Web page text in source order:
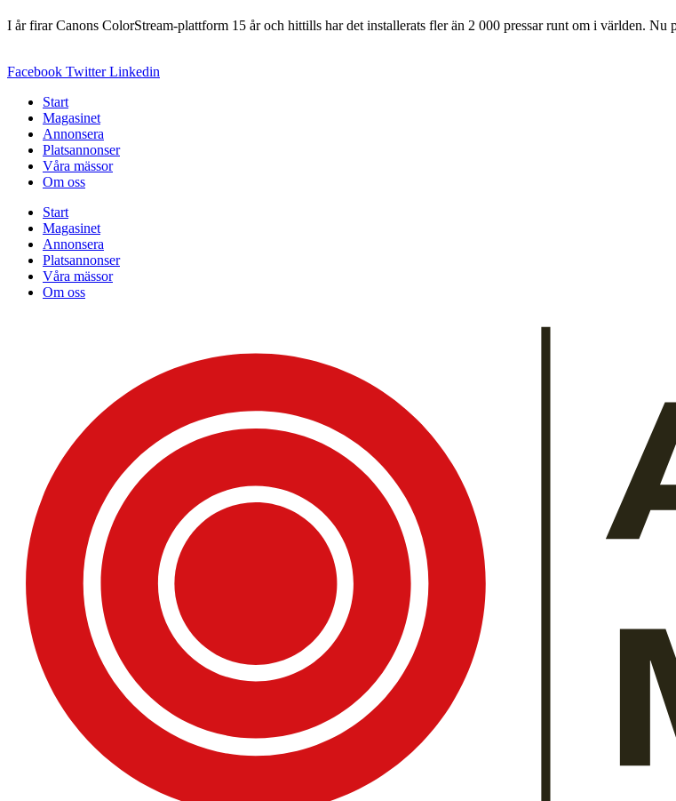
I år firar Canons ColorStream-plattform 15 år och hittills har det installerats fler än 2 000 pressar runt om i världen.
Facebook Twitter Linkedin
Start
Magasinet
Annonsera
Platsannonser
Våra mässor
Om oss
Start
Magasinet
Annonsera
Platsannonser
Våra mässor
Om oss